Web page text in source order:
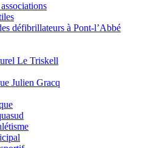
défibrillateurs à Pont-l’Abbé
Le Triskell
Julien Gracq